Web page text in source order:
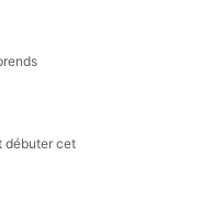
débuter cet